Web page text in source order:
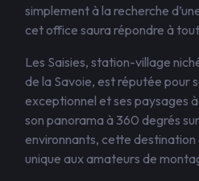
simplement à la recherche
cet office saura répondre à
Les Saisies, station-village
de la Savoie, est réputée pour
exceptionnel et ses paysages
son panorama à 360 degrés
environnants, cette
unique aux amateurs de